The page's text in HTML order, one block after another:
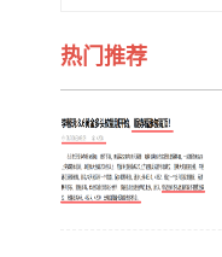
热门推荐